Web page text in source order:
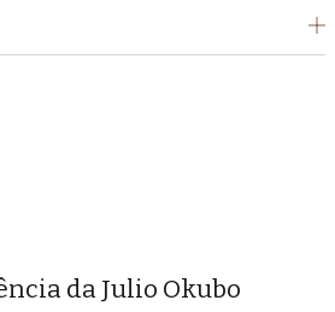
da Julio Okubo